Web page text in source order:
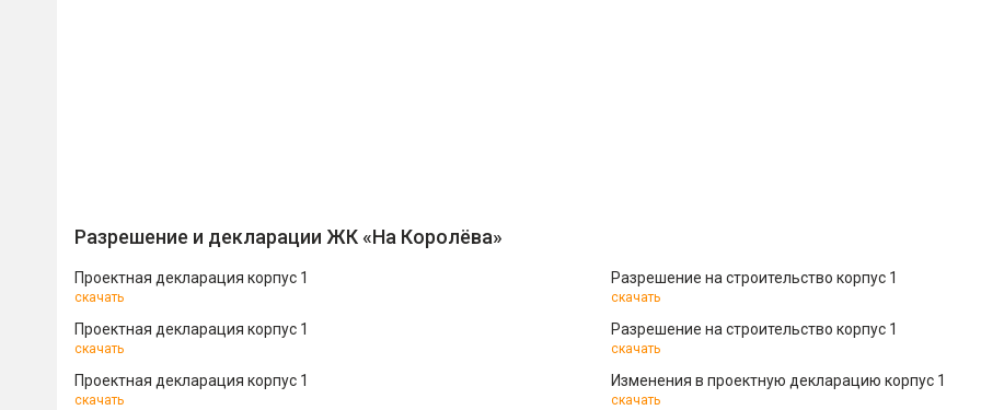
Разрешение и декларации ЖК «На Королёва»
Проектная декларация корпус 1
скачать
Разрешение на строительство корпус 1
скачать
Проектная декларация корпус 1
скачать
Разрешение на строительство корпус 1
скачать
Проектная декларация корпус 1
скачать
Изменения в проектную декларацию корпус 1
скачать